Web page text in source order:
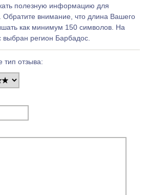
полезную информацию для
Обратите внимание, что длина Вашего
как минимум 150 символов. На
регион Барбадос.
тип отзыва: